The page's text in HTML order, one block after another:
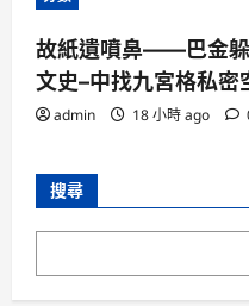
故紙遺噴鼻——巴金躲
文史–中找九宮格私密
admin 18 小時 ago
搜尋